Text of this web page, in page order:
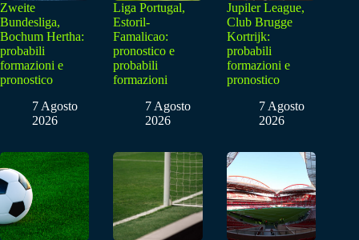
Zweite
Bundesliga,
Bochum Hertha:
probabili
formazioni e
pronostico
7 Agosto
2026
Liga Portugal,
Estoril-
Famalicao:
pronostico e
probabili
formazioni
7 Agosto
2026
Jupiler League,
Club Brugge
Kortrijk:
probabili
formazioni e
pronostico
7 Agosto
2026